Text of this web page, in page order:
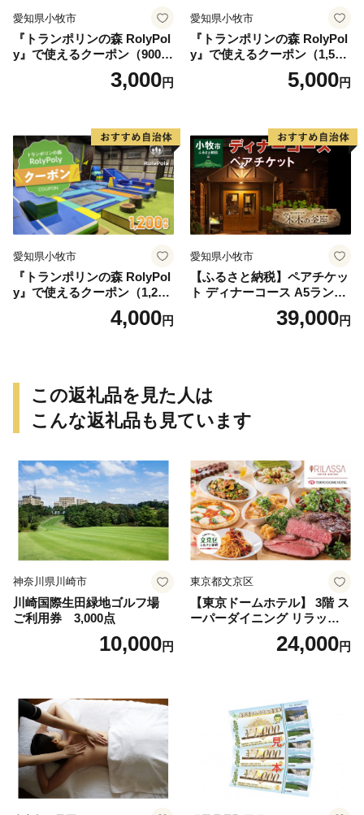
愛知県小牧市
『トランポリンの森 RolyPol
y』で使えるクーポン（900
3,000円
愛知県小牧市
『トランポリンの森 RolyPol
y』で使えるクーポン（1,500
5,000円
愛知県小牧市
『トランポリンの森 RolyPol
y』で使えるクーポン（1,200
4,000円
愛知県小牧市
【ふるさと納税】ペアチケッ
ト ディナーコース A5ランク
飛騨牛 コース 記念日 お誕生
日 特別な日 完全個室 ノンア
県 小牧市 送料無料
39,000円
この返礼品を見た人は
こんな返礼品も見ています
神奈川県川崎市
川崎国際生田緑地ゴルフ場
ご利用券 3,000点
10,000円
東京都文京区
【東京ドームホテル】 3階 ス
ーパーダイニング リラッサ
ランチブッフェ お食事券 大
人1名様分 関東 東京 ご利用
24,000円